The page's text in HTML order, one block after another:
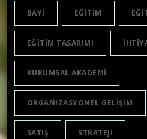
BAYI EĞITIM
EĞITIM TASARIMI
KURUMSAL AKADEMI
ORGANIZASYONEL GELIŞIM
SATIŞ STRATEJI